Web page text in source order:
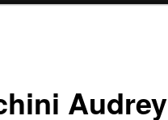
Audrey